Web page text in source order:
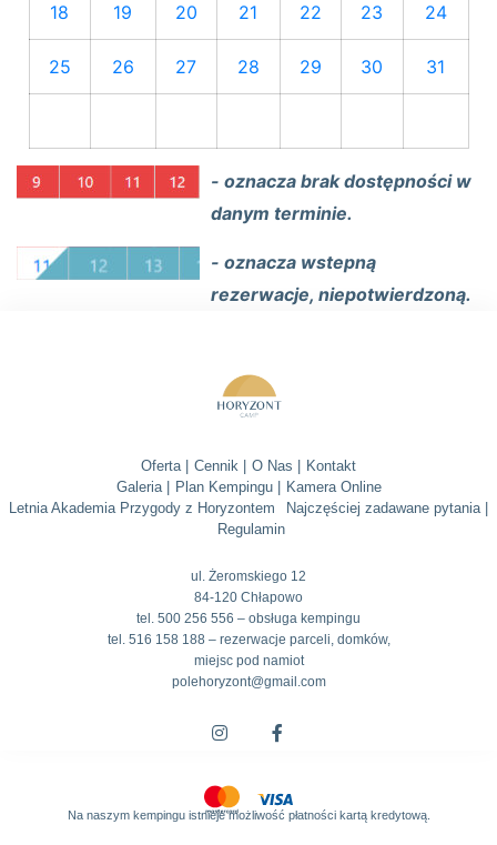
18 19 20 21 22 23 24
25 26 27 28 29 30 31
- oznacza brak dostępności w
danym terminie.
- oznacza wstepną
rezerwacje, niepotwierdzoną.
Oferta | Cennik | O Nas |
Kontakt
Galeria |
Plan Kempingu |
Kamera Online
Letnia Akademia Przygody z Horyzontem
Najczęściej zadawane pytania |
Regulamin
ul. Żeromskiego 12
84-120 Chłapowo
tel. 500 256 556 – obsługa kempingu
tel. 516 158 188 – rezerwacje parceli, domków,
miejsc pod namiot
polehoryzont@gmail.com
Na naszym kempingu istnieje możliwość płatności kartą kredytową.